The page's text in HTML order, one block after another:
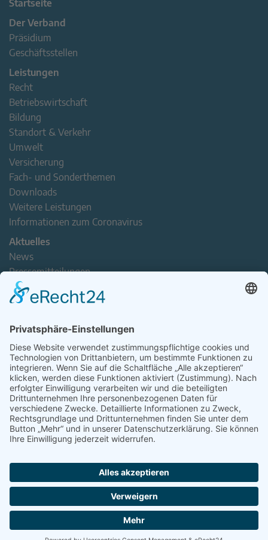
Startseite
Der Verband
Präsidium
Geschäftsstellen
Leistungen
Recht
Betriebswirtschaft
Bildung
Standort & Verkehr
Umwelt
Versicherung
Fach- und Sonderthemen
Downloads
Weitere Leistungen
Informationen zum Coronavirus
Aktuelles
News
Pressemitteilungen
Newsletter
Handel(n) im Norden – Mitgliederjournal
Verband erleben
Der Tag des Norddeutschen Handels
Jetzt Mitarbeitende nominieren – Personal Award 2026
handel2go – Podcast mit Kuhlage und Gästen
Veranstaltungen
Intern
Mitgliederbereich
Disclaimer
© Handelsverband Nord -